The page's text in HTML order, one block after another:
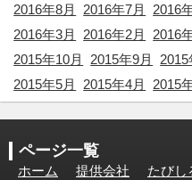
2016年8月
2016年7月 2016
2016年3月
2016年2月 2016
2015年10月
2015年9月 2015
2015年5月
2015年4月 2015
ページ一覧
ホーム 提供会社 たびし